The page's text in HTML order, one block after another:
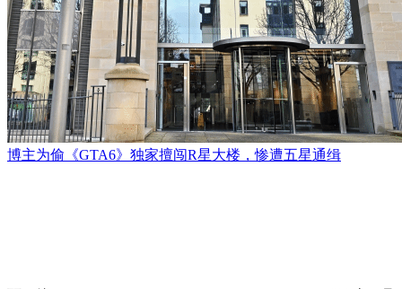
博主为偷《GTA6》独家擅闯R星大楼，惨遭五星通缉